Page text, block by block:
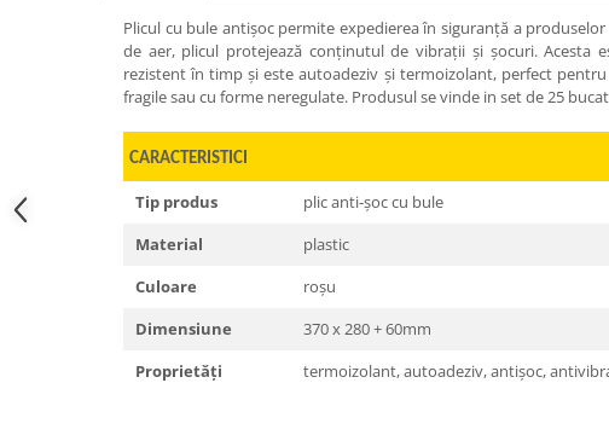
Plicul cu bule antișoc permite expedierea în siguranță a
de aer, plicul protejează conținutul de vibrații și șocuri. Acesta
rezistent în timp și este autoadeziv și termoizolant, perfect
fragile sau cu forme neregulate. Produsul se vinde in set de 25
CARACTERISTICI
Tip produs
plic anti-șoc cu bule
Material
plastic
Culoare
roșu
Dimensiune
370 x 280 + 60mm
Proprietăți
termoizolant, autoadeziv, antișoc,